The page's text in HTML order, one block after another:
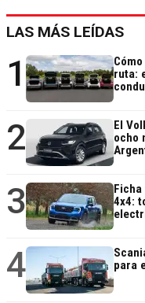
LAS MÁS LEÍDAS
1
ruta:
2
El
ocho
3
4x4:
4
para